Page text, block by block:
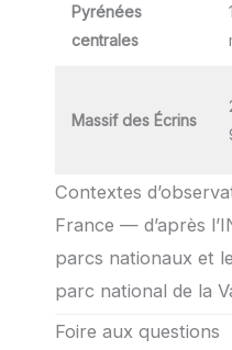
Pyrénées
centrales
Massif des Écrins
Contextes
France — d’après
parcs nationaux et
parc national de la
Foire aux questions